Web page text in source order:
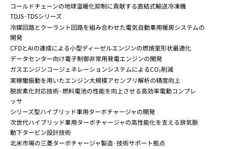
コールドチェーンの地球温暖化抑制に貢献する直結式輸送冷凍機
TDJS·TDSシリーズ
冷媒回路とクーラント回路を組み合わせた電気自動車用暖房システムの
開発
CFDとAIの連成による小型ディーゼルエンジンの燃焼室形状最適化
データセンター向け電子制御非常用発電エンジンの開発
ガスエンジンコージェネレーションシステムによるCO₂削減
実稼働振動を用いたエンジン大規模アセンブリ解析の精度向上
脱炭素化対応技術·燃料電池の性能を向上させる高効率電動コンプレ
ッサ
シリーズ型ハイブリッド車用ターボチャージャの開発
次世代ハイブリッド車用ターボチャージャの高性能化を支える排気脈
動下タービン設計技術
北米市場の三菱ターボチャージャ製造·技術サポート拠点